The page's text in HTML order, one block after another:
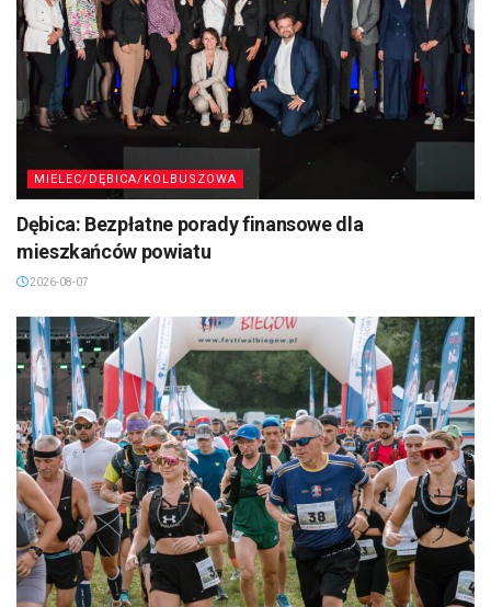
MIELEC/DĘBICA/KOLBUSZOWA
Dębica: Bezpłatne porady finansowe dla
mieszkańców powiatu
2026-08-07